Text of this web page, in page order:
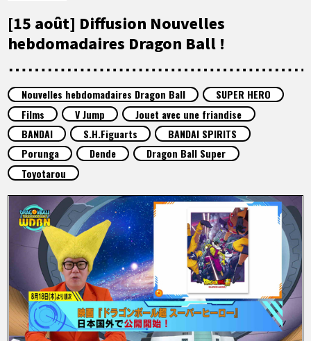
À NE PAS MANQUER
ARTICLES
À PROPOS
LANGUAGE
JP
EN FR ES
[15 août] Diffusion Nouvelles
hebdomadaires Dragon Ball !
Nouvelles hebdomadaires Dragon Ball
SUPER HERO
Films
V Jump
Jouet avec une friandise
BANDAI
S.H.Figuarts
BANDAI SPIRITS
Porunga
Dende
Dragon Ball Super
Toyotarou